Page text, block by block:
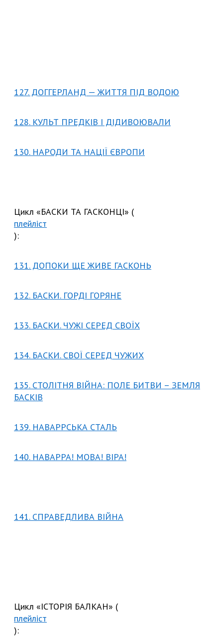
127. ДОГГЕРЛАНД — ЖИТТЯ ПІД ВОДОЮ
128. КУЛЬТ ПРЕДКІВ І ДІДИВОЮВАЛИ
130. НАРОДИ ТА НАЦІЇ ЄВРОПИ
Цикл «БАСКИ ТА ГАСКОНЦІ» (
плейліст
):
131. ДОПОКИ ЩЕ ЖИВЕ ГАСКОНЬ
132. БАСКИ. ГОРДІ ГОРЯНЕ
133. БАСКИ. ЧУЖІ СЕРЕД СВОЇХ
134. БАСКИ. СВОЇ СЕРЕД ЧУЖИХ
135. СТОЛІТНЯ ВІЙНА: ПОЛЕ БИТВИ – ЗЕМЛЯ
БАСКІВ
139. НАВАРРСЬКА СТАЛЬ
140. НАВАРРА! МОВА! ВІРА!
141. СПРАВЕДЛИВА ВІЙНА
Цикл «ІСТОРІЯ БАЛКАН» (
плейліст
):